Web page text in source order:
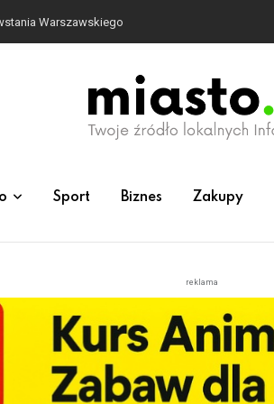
Warszawskiego
Sport Biznes Zakupy
reklama